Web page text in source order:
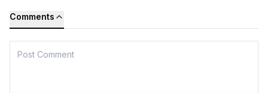
Comments